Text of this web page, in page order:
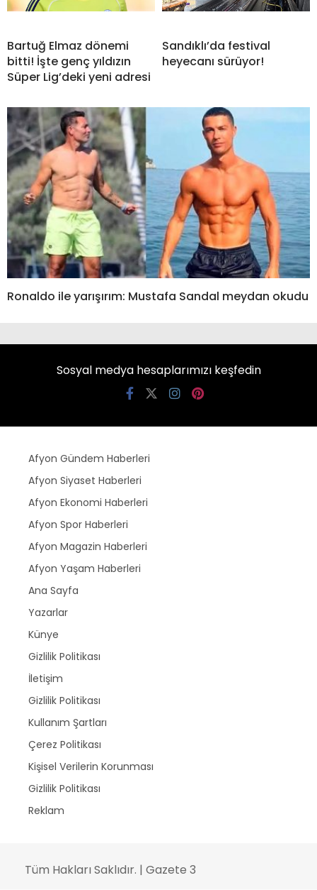
Bartuğ Elmaz dönemi
bitti! İşte genç yıldızın
Süper Lig’deki yeni adresi
Sandıklı’da festival
heyecanı sürüyor!
Ronaldo ile yarışırım: Mustafa Sandal meydan okudu
Sosyal medya hesaplarımızı keşfedin
Afyon Gündem Haberleri
Afyon Siyaset Haberleri
Afyon Ekonomi Haberleri
Afyon Spor Haberleri
Afyon Magazin Haberleri
Afyon Yaşam Haberleri
Ana Sayfa
Yazarlar
Künye
Gizlilik Politikası
İletişim
Gizlilik Politikası
Kullanım Şartları
Çerez Politikası
Kişisel Verilerin Korunması
Gizlilik Politikası
Reklam
Tüm Hakları Saklıdır. | Gazete 3